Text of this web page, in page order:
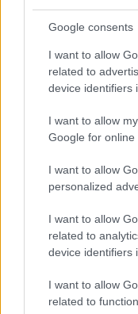
Google consents
I want to allow
related to
device identifiers
I want to allow
Google for online
I want to allow
personalized
I want to allow
related to
device identifiers
I want to allow
related to